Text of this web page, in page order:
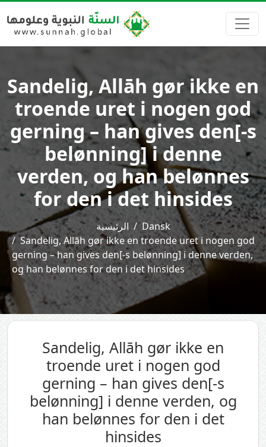
Sandelig, Allāh gør ikke en
troende uret i nogen god
gerning – han gives den[-s
belønning] i denne
verden, og han belønnes
for den i det hinsides
الرئيسية
Dansk
Sandelig, Allāh gør ikke en troende uret i nogen god
gerning – han gives den[-s belønning] i denne verden,
og han belønnes for den i det hinsides
Sandelig, Allāh gør ikke en
troende uret i nogen god
gerning – han gives den[-s
belønning] i denne verden, og
han belønnes for den i det
hinsides